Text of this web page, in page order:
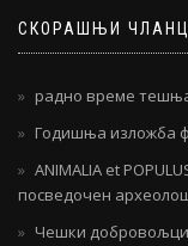
СКОРАШЊИ
радно време
Годишња изложба
ANIMALIA et
посведочен
Чешки добровољци